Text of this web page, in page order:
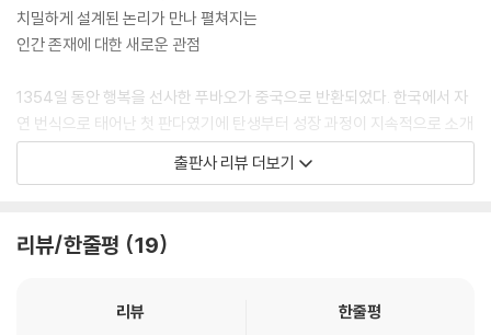
치밀하게 설계된 논리가 만나 펼쳐지는
인간 존재에 대한 새로운 관점
1354일 동안 행복을 선사한 푸바오가 중국으로 반환되었다. 한국에서 자
연 번식으로 태어난 첫 판다였기에 탄생부터 성장 과정이 지속적으로 소개
되어 마음을 쏟은 사람이 많았다. 또 공교롭게도 푸바오가 한국에서 성장
한 시기는 코로나 팬데믹 탓에 사람들의 마음이 지쳐 있던 시기였다. 눈부
당해야 했다. 어쩌면 사람들은 특별하고, 예외적이고, 뛰어나다 생각한 인
출판사 리뷰 더보기
리뷰/한줄평 19
리뷰 한줄평